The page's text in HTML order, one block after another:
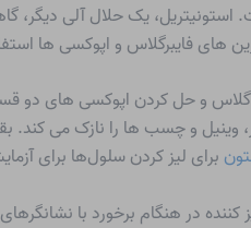
یک حلال آلی دیگر،
های فایبرگلاس و اپوکسی ها
گلاس و حل کردن اپوکسی
و چسب ها را نازک می کند.
برای لیز کردن سلول‌ها برای
در هنگام برخورد با